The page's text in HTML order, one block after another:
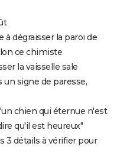
à dégraisser la paroi de
ce chimiste
la vaisselle sale
un signe de paresse,
chien qui éternue n'est
qu'il est heureux"
3 détails à vérifier pour